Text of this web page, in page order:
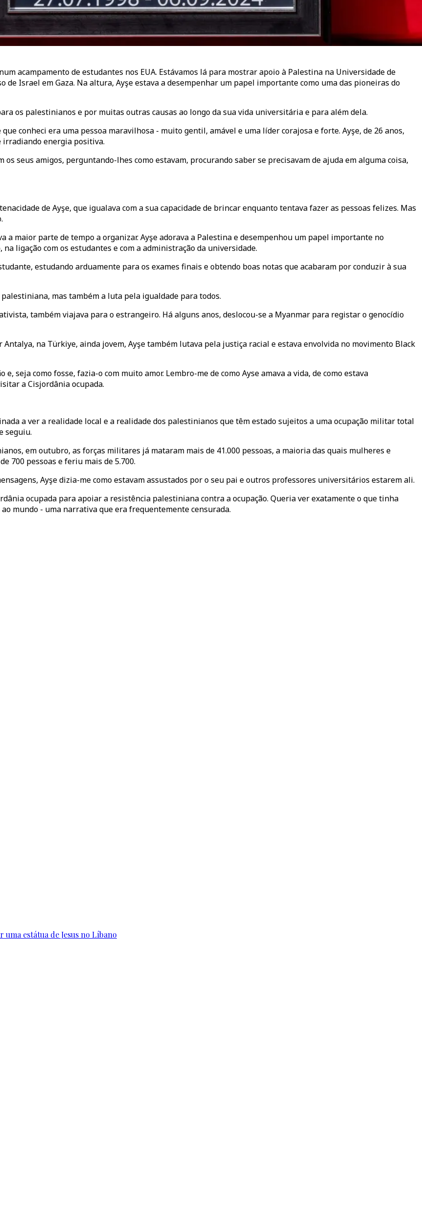
acampamento de estudantes nos EUA. Estávamos lá para mostrar apoio à Palestina na Universidade de
Israel em Gaza. Na altura, Ayşe estava a desempenhar um papel importante como uma das pioneiras do
os palestinianos e por muitas outras causas ao longo da sua vida universitária e para além dela.
conheci era uma pessoa maravilhosa - muito gentil, amável e uma líder corajosa e forte. Ayşe, de 26 anos,
energia positiva.
seus amigos, perguntando-lhes como estavam, procurando saber se precisavam de ajuda em alguma coisa,
de Ayşe, que igualava com a sua capacidade de brincar enquanto tentava fazer as pessoas felizes. Mas
a maior parte de tempo a organizar. Ayşe adorava a Palestina e desempenhou um papel importante no
ligação com os estudantes e com a administração da universidade.
estudando arduamente para os exames finais e obtendo boas notas que acabaram por conduzir à sua
mas também a luta pela igualdade para todos.
também viajava para o estrangeiro. Há alguns anos, deslocou-se a Myanmar para registar o genocídio
Antalya, na Türkiye, ainda jovem, Ayşe também lutava pela justiça racial e estava envolvida no movimento Black
seja como fosse, fazia-o com muito amor. Lembro-me de como Ayse amava a vida, de como estava
a Cisjordânia ocupada.
a ver a realidade local e a realidade dos palestinianos que têm estado sujeitos a uma ocupação militar total
seguiu.
em outubro, as forças militares já mataram mais de 41.000 pessoas, a maioria das quais mulheres e
700 pessoas e feriu mais de 5.700.
Ayşe dizia-me como estavam assustados por o seu pai e outros professores universitários estarem ali.
ocupada para apoiar a resistência palestiniana contra a ocupação. Queria ver exatamente o que tinha
mundo - uma narrativa que era frequentemente censurada.
estátua de Jesus no Líbano